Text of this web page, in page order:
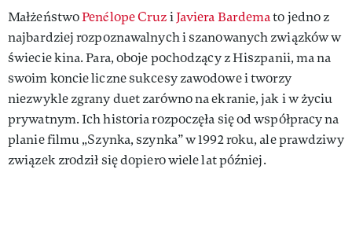
MałżeństwoPenélope CruziJaviera Bardemato jedno z
najbardziej rozpoznawalnych i szanowanych związków w
świecie kina. Para, oboje pochodzący z Hiszpanii, ma na
swoim koncie liczne sukcesy zawodowe i tworzy
niezwykle zgrany duet zarówno na ekranie, jak i w życiu
prywatnym. Ich historia rozpoczęła się od współpracy na
planie filmu „Szynka, szynka” w 1992 roku, ale prawdziwy
związek zrodził się dopiero wiele lat później.